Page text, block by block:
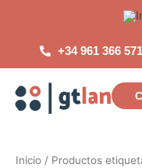
contenido
+34 961 366 571
Inicio / Productos